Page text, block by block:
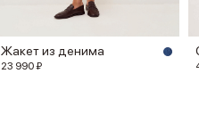
Жакет из денима
23 990 ₽